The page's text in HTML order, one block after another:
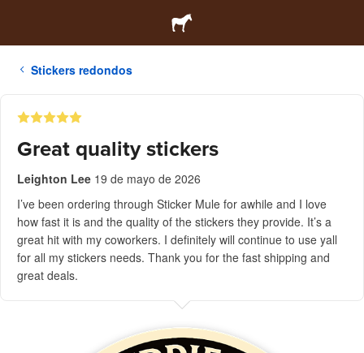
Stickers redondos
Great quality stickers
Leighton Lee 19 de mayo de 2026
I’ve been ordering through Sticker Mule for awhile and I love
how fast it is and the quality of the stickers they provide. It’s a
great hit with my coworkers. I definitely will continue to use yall
for all my stickers needs. Thank you for the fast shipping and
great deals.